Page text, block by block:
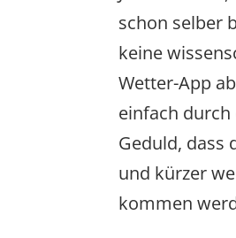
schon selber
keine
Wetter-App
einfach
Geduld, dass
und kürzer
kommen